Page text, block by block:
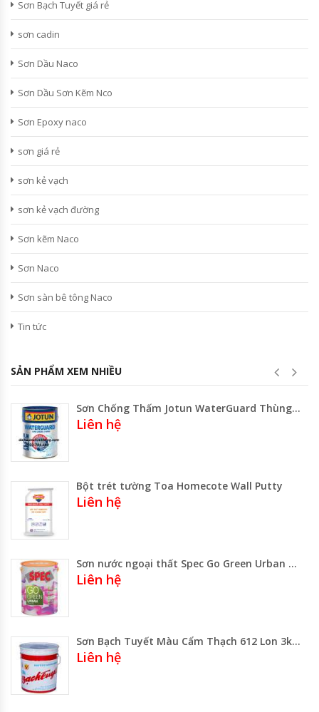
Sơn Bạch Tuyết giá rẻ
sơn cadin
Sơn Dầu Naco
Sơn Dầu Sơn Kẽm Nco
Sơn Epoxy naco
sơn giá rẻ
sơn kẻ vạch
sơn kẻ vạch đường
Sơn kẽm Naco
Sơn Naco
Sơn sàn bê tông Naco
Tin tức
SẢN PHẨM XEM NHIỀU
Sơn Chống Thấm Jotun WaterGuard Thùng 20kg Màu Vàng
Liên hệ
Bột trét tường Toa Homecote Wall Putty
Liên hệ
Sơn nước ngoại thất Spec Go Green Urban siêu hạng
Liên hệ
Sơn Bạch Tuyết Màu Cẩm Thạch 612 Lon 3kg – Thùng 16kg Gía Rẻ Gía Sỉ
Liên hệ